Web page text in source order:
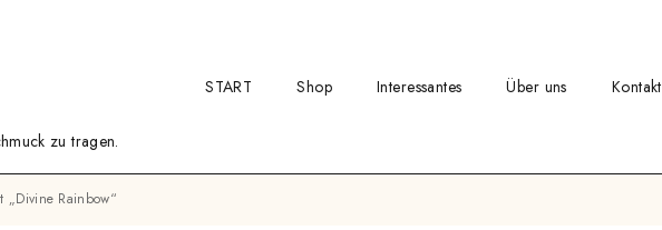
zu tragen.
START Shop Interessantes Über uns
Kontakt
„Divine Rainbow“